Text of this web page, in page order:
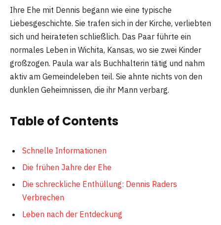
Ihre Ehe mit Dennis begann wie eine typische
Liebesgeschichte. Sie trafen sich in der Kirche, verliebten
sich und heirateten schließlich. Das Paar führte ein
normales Leben in Wichita, Kansas, wo sie zwei Kinder
großzogen. Paula war als Buchhalterin tätig und nahm
aktiv am Gemeindeleben teil. Sie ahnte nichts von den
dunklen Geheimnissen, die ihr Mann verbarg.
Table of Contents
Schnelle Informationen
Die frühen Jahre der Ehe
Die schreckliche Enthüllung: Dennis Raders
Verbrechen
Leben nach der Entdeckung